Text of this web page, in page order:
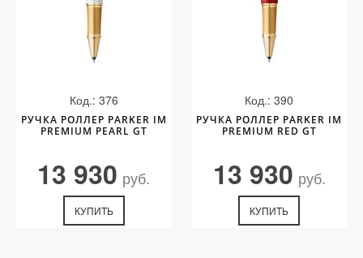
Код.: 376
РУЧКА РОЛЛЕР PARKER IM
PREMIUM PEARL GT
13 930 руб.
КУПИТЬ
Код.: 390
РУЧКА РОЛЛЕР PARKER IM
PREMIUM RED GT
13 930 руб.
КУПИТЬ